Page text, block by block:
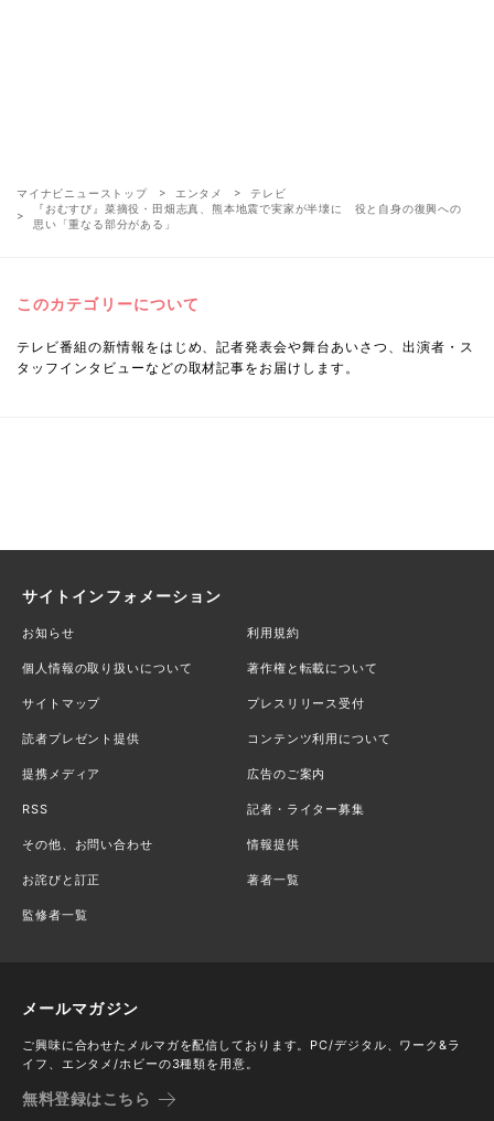
マイナビニューストップ エンタメ
テレビ
『おむすび』菜摘役・田畑志真、熊本地震で実家が半壊に 役と自身の復興への
思い「重なる部分がある」
このカテゴリーについて
テレビ番組の新情報をはじめ、記者発表会や舞台あいさつ、出演者・ス
タッフインタビューなどの取材記事をお届けします。
サイトインフォメーション
お知らせ 利用規約
個人情報の取り扱いについて 著作権と転載について
サイトマップ プレスリリース受付
読者プレゼント提供 コンテンツ利用について
提携メディア 広告のご案内
RSS 記者・ライター募集
その他、お問い合わせ 情報提供
お詫びと訂正 著者一覧
監修者一覧
メールマガジン
ご興味に合わせたメルマガを配信しております。PC/デジタル、ワーク&ラ
イフ、エンタメ/ホビーの3種類を用意。
無料登録はこちら